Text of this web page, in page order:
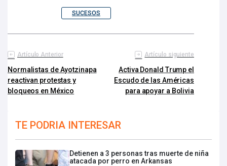
SUCESOS
Artículo Anterior
Normalistas de Ayotzinapa
reactivan protestas y
bloqueos en México
Artículo siguiente
Activa Donald Trump el
Escudo de las Américas
para apoyar a Bolivia
TE PODRIA INTERESAR
Detienen a 3 personas tras muerte de niña
atacada por perro en Arkansas